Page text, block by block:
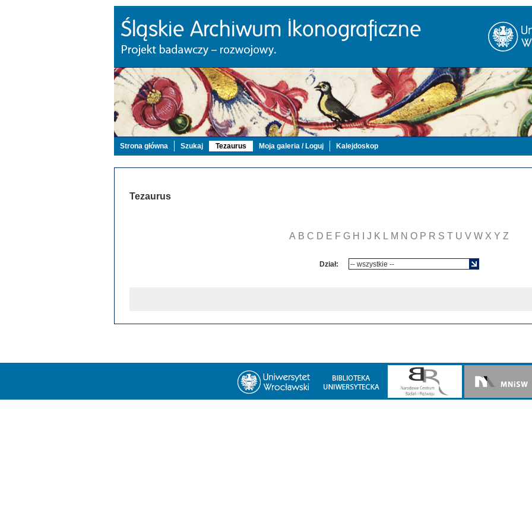
Strona główna Szukaj Tezaurus Moja galeria / Loguj Kalejdoskop
Tezaurus
A B C D E F G H J K L M N O P R S T U V W X Y Z
Dział: